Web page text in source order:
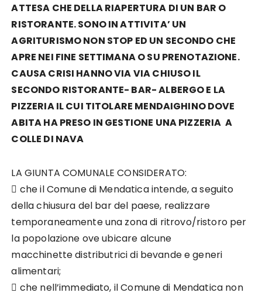
ATTESA CHE DELLA RIAPERTURA DI UN BAR O
RISTORANTE. SONO IN ATTIVITA’ UN
AGRITURISMO NON STOP ED UN SECONDO CHE
APRE NEI FINE SETTIMANA O SU PRENOTAZIONE.
CAUSA CRISI HANNO VIA VIA CHIUSO IL
SECONDO RISTORANTE- BAR- ALBERGO E LA
PIZZERIA IL CUI TITOLARE MENDAIGHINO DOVE
ABITA HA PRESO IN GESTIONE UNA PIZZERIA A
COLLE DI NAVA
LA GIUNTA COMUNALE CONSIDERATO:
 che il Comune di Mendatica intende, a seguito
della chiusura del bar del paese, realizzare
temporaneamente una zona di ritrovo/ristoro per
la popolazione ove ubicare alcune
macchinette distributrici di bevande e generi
alimentari;
 che nell’immediato, il Comune di Mendatica non